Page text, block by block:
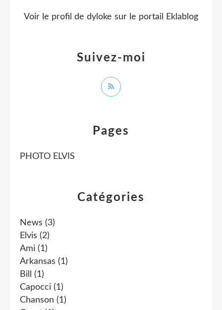
Catégories
News (3)
Elvis (2)
Ami (1)
Arkansas (1)
Bill
(1)
Capocci (1)
Chanson (1)
Pages
PHOTO ELVIS
Suivez-moi
Voir le profil de dyloke sur le portail Eklablog